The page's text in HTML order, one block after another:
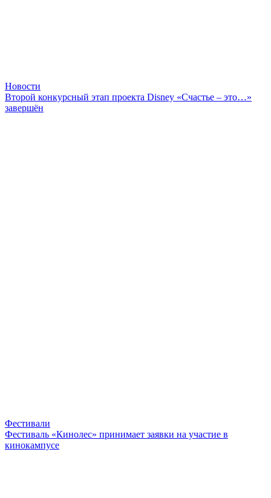
Новости
Второй конкурсный этап проекта Disney «Счастье – это…»
завершён
Фестивали
Фестиваль «Кинолес» принимает заявки на участие в
кинокампусе